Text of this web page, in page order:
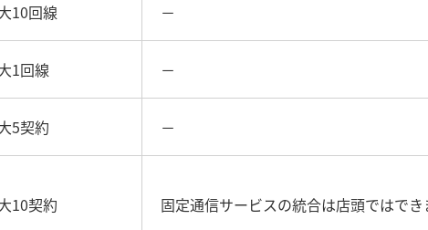
10回線 －
1回線 －
5契約 －
10契約 固定通信サービスの統合は店頭ではでき